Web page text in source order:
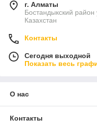
г. Алматы
Бостандыкский
Казахстан
Контакты
Сегодня выходной
Показать весь
О нас
Контакты